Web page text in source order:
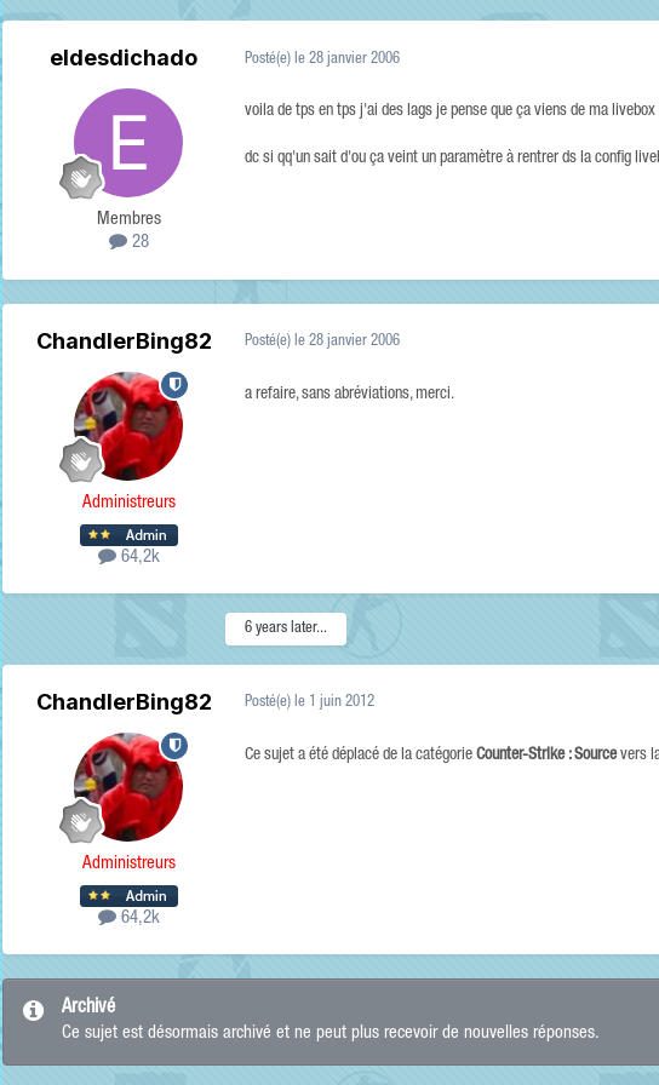
eldesdichado
Membres
28
Posté(e) le 28 janvier 2006
voila de tps en tps j'ai des lags je pense que ça viens de ma
dc si qq'un sait d'ou ça veint un paramètre à rentrer ds la config
ChandlerBing82
Administreurs
64,2k
Posté(e) le 28 janvier 2006
a refaire, sans abréviations, merci.
6 years later...
ChandlerBing82
Administreurs
64,2k
Posté(e) le 1 juin 2012
Ce sujet a été déplacé de la catégorie Counter-Strike : Sourcevers
Archivé
Ce sujet est désormais archivé et ne peut plus recevoir de nouvelles réponses.